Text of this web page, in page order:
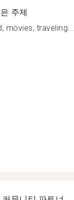
주제
movies, traveling...